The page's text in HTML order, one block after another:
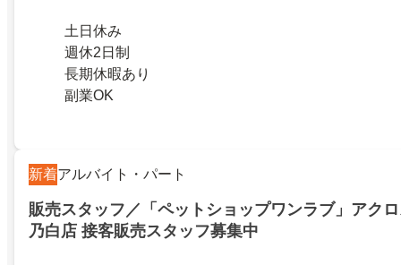
土日休み
週休2日制
長期休暇あり
副業OK
新着アルバイト・パート
販売スタッフ／「ペットショップワンラブ」アク
乃白店 接客販売スタッフ募集中